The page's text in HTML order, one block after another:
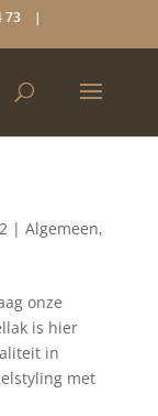
73 |
| Algemeen,
onze
is hier
in
met